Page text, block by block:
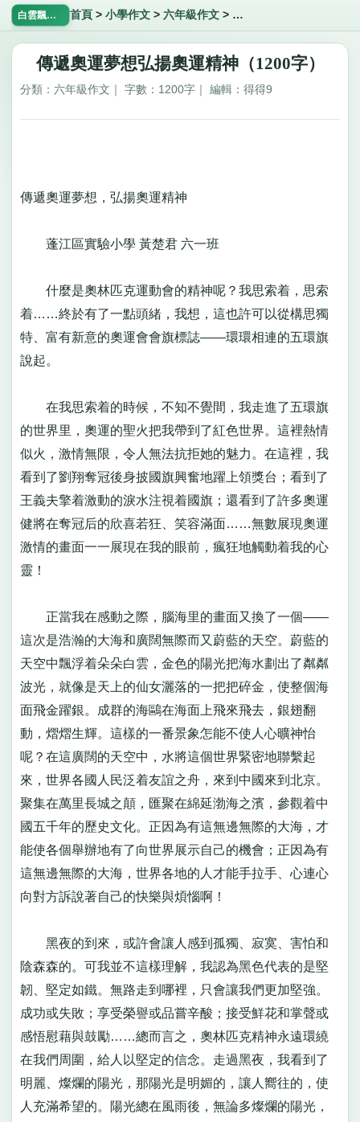
白雲飄飄網 首頁 > 小學作文> 六年級作文> 傳遞奧運夢想弘揚奧運精
傳遞奧運夢想弘揚奧運精神（1200字）
分類：六年級作文｜ 字數：1200字｜ 編輯：得得9
傳遞奧運夢想，弘揚奧運精神
蓬江區實驗小學 黃楚君 六一班
什麼是奧林匹克運動會的精神呢？我思索着，思索
着……終於有了一點頭緒，我想，這也許可以從構思獨
特、富有新意的奧運會會旗標誌——環環相連的五環旗
說起。
在我思索着的時候，不知不覺間，我走進了五環旗
的世界里，奧運的聖火把我帶到了紅色世界。這裡熱情
似火，激情無限，令人無法抗拒她的魅力。在這裡，我
看到了劉翔奪冠後身披國旗興奮地躍上領獎台；看到了
王義夫擎着激動的淚水注視着國旗；還看到了許多奧運
健將在奪冠后的欣喜若狂、笑容滿面……無數展現奧運
激情的畫面一一展現在我的眼前，瘋狂地觸動着我的心
靈！
正當我在感動之際，腦海里的畫面又換了一個——
這次是浩瀚的大海和廣闊無際而又蔚藍的天空。蔚藍的
天空中飄浮着朵朵白雲，金色的陽光把海水劃出了粼粼
波光，就像是天上的仙女灑落的一把把碎金，使整個海
面飛金躍銀。成群的海鷗在海面上飛來飛去，銀翅翻
動，熠熠生輝。這樣的一番景象怎能不使人心曠神怡
呢？在這廣闊的天空中，水將這個世界緊密地聯繫起
來，世界各國人民泛着友誼之舟，來到中國來到北京。
聚集在萬里長城之顛，匯聚在綿延渤海之濱，參觀着中
國五千年的歷史文化。正因為有這無邊無際的大海，才
能使各個舉辦地有了向世界展示自己的機會；正因為有
這無邊無際的大海，世界各地的人才能手拉手、心連心
向對方訴說著自己的快樂與煩惱啊！
黑夜的到來，或許會讓人感到孤獨、寂寞、害怕和
陰森森的。可我並不這樣理解，我認為黑色代表的是堅
韌、堅定如鐵。無路走到哪裡，只會讓我們更加堅強。
成功或失敗；享受榮譽或品嘗辛酸；接受鮮花和掌聲或
感悟慰藉與鼓勵……總而言之，奧林匹克精神永遠環繞
在我們周圍，給人以堅定的信念。走過黑夜，我看到了
明麗、燦爛的陽光，那陽光是明媚的，讓人嚮往的，使
人充滿希望的。陽光總在風雨後，無論多燦爛的陽光，